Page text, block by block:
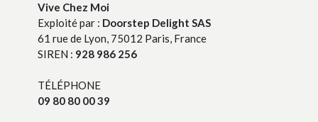
Vive Chez Moi
Exploité par : Doorstep Delight SAS
61 rue de Lyon, 75012 Paris, France
SIREN : 928 986 256
TÉLÉPHONE
09 80 80 00 39